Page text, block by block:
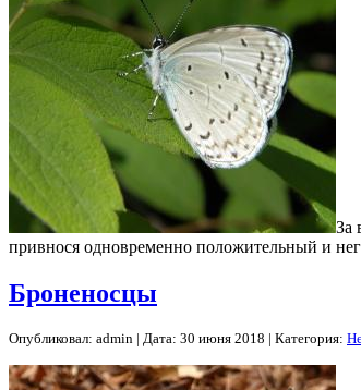
За
привнося одновременно положительный и
Броненосцы
Опубликовал: admin | Дата: 30 июня 2018 | Категория: